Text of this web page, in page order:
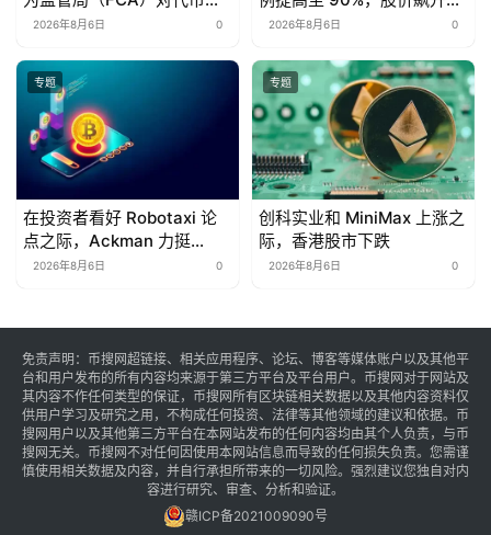
美国股票的全面授权
2026年8月6日 0
13.7%
2026年8月6日 0
专题
在投资者看好 Robotaxi 论
点之际，Ackman 力挺
Uber 股票
2026年8月6日 0
专题
创科实业和 MiniMax 上涨之
际，香港股市下跌
2026年8月6日 0
免责声明：币搜网超链接、相关应用程序、论坛、博客等媒体账户以及其他平
台和用户发布的所有内容均来源于第三方平台及平台用户。币搜网对于网站及
其内容不作任何类型的保证，币搜网所有区块链相关数据以及其他内容资料仅
供用户学习及研究之用，不构成任何投资、法律等其他领域的建议和依据。币
搜网用户以及其他第三方平台在本网站发布的任何内容均由其个人负责，与币
搜网无关。币搜网不对任何因使用本网站信息而导致的任何损失负责。您需谨
慎使用相关数据及内容，并自行承担所带来的一切风险。强烈建议您独自对内
容进行研究、审查、分析和验证。
赣ICP备2021009090号